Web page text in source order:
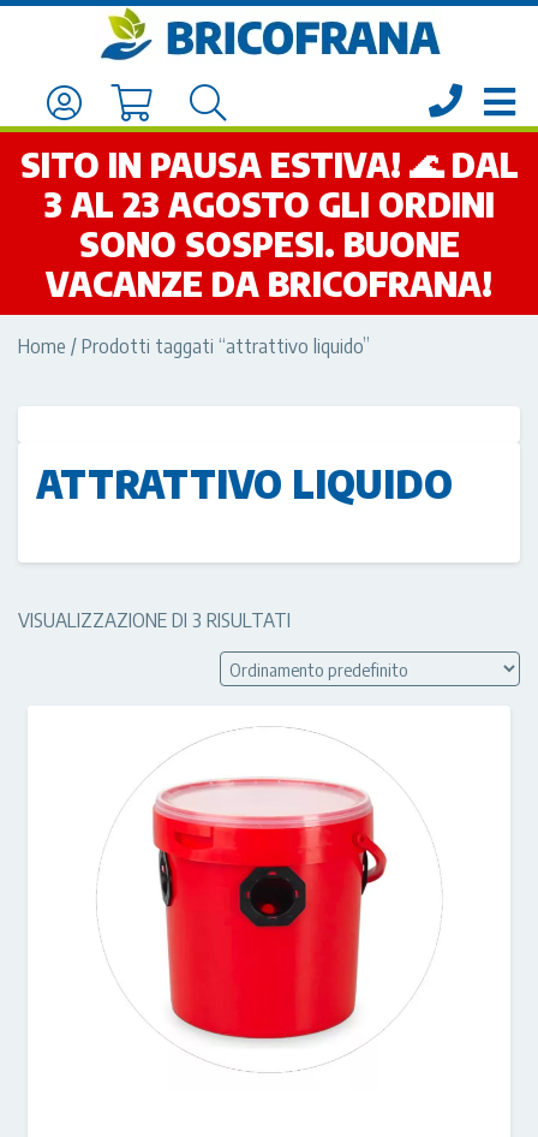
SITO IN PAUSA ESTIVA! 🌊 DAL
3 AL 23 AGOSTO GLI ORDINI
SONO SOSPESI. BUONE
VACANZE DA BRICOFRANA!
Home / Prodotti taggati “attrattivo liquido”
ATTRATTIVO LIQUIDO
VISUALIZZAZIONE DI 3 RISULTATI